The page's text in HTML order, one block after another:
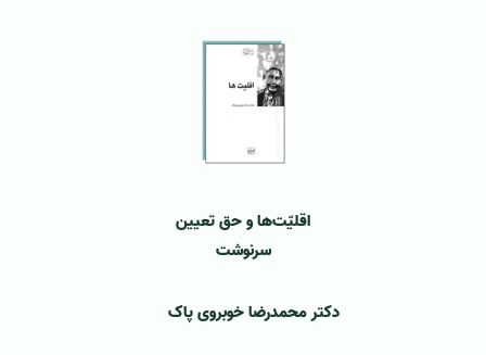
اقلیّت‌ها و حق تعیین
سرنوشت
دکتر محمدرضا خوبروی پاک